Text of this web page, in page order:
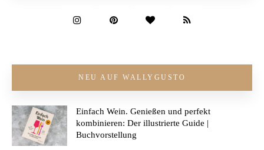
NEU AUF WALLYGUSTO
Einfach Wein. Genießen und perfekt
kombinieren: Der illustrierte Guide |
Buchvorstellung